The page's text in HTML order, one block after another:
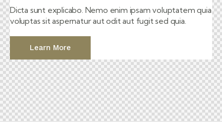
Dicta sunt explicabo. Nemo enim ipsam voluptatem quia
voluptas sit aspernatur aut odit aut fugit sed quia.
Learn More